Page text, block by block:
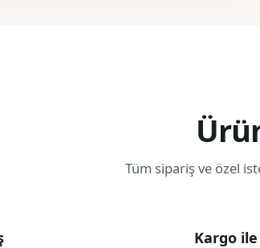
Tüm sipariş ve özel
Kargo